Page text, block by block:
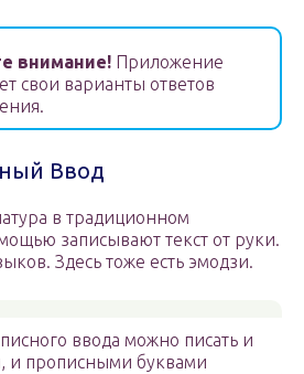
внимание! Приложение
свои варианты ответов
Ввод
в традиционном
записывают текст от руки.
Здесь тоже есть эмодзи.
ввода можно писать и
и прописными буквами